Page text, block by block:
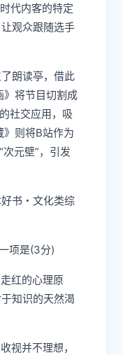
代内客的特定
观众跟随选手
朗读亭，借此
》将节目切割成
社交应用，吸
》则将B站作为
次元壁”，引发
书・文化类综
项是(3分)
红的心理原
知识的天然渴
视并不理想，